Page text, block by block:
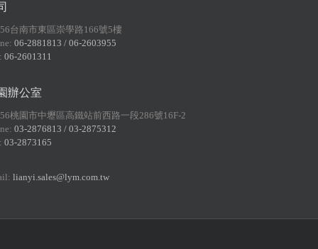
台南市東區崇學路166號5樓
06-2881813 / 06-2603955
06-2601311
辦公室
桃園市中壢區高鐵站前西路一段286號16F-2
03-2876813 / 03-2875312
03-2873165
lianyi.sales@lym.com.tw